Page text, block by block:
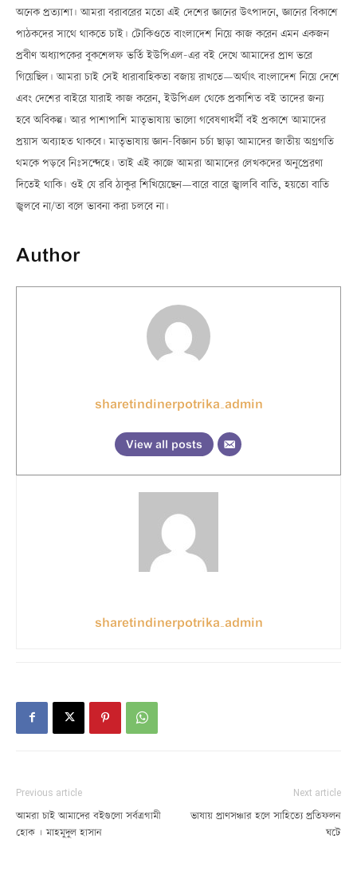
অনেক প্রত্যাশা। আমরা বরাবরের মতো এই দেশের জ্ঞানের উৎপাদনে, জ্ঞানের বিকাশে
পাঠকদের সাথে থাকতে চাই। টোকিওতে বাংলাদেশ নিয়ে কাজ করেন এমন একজন
প্রবীণ অধ্যাপকের বুকশেলফ ভর্তি ইউপিএল-এর বই দেখে আমাদের প্রাণ ভরে
গিয়েছিল। আমরা চাই সেই ধারাবাহিকতা বজায় রাখতেÑঅর্থাৎ বাংলাদেশ নিয়ে দেশে
এবং দেশের বাইরে যারাই কাজ করেন, ইউপিএল থেকে প্রকাশিত বই তাদের জন্য
হবে অবিকল্প। আর পাশাপাশি মাতৃভাষায় ভালো গবেষণাধর্মী বই প্রকাশে আমাদের
প্রয়াস অব্যাহত থাকবে। মাতৃভাষায় জ্ঞান-বিজ্ঞান চর্চা ছাড়া আমাদের জাতীয় অগ্রগতি
থমকে পড়বে নিঃসন্দেহে। তাই এই কাজে আমরা আমাদের লেখকদের অনুপ্রেরণা
দিতেই থাকি। ওই যে রবি ঠাকুর শিখিয়েছেনÑবারে বারে জ্বালবি বাতি, হয়তো বাতি
জ্বলবে না/তা বলে ভাবনা করা চলবে না।
Author
sharetindinerpotrika_admin
View all posts
sharetindinerpotrika_admin
Previous article
আমরা চাই আমাদের বইগুলো সর্বত্রগামী
হোক | মাহমুদুল হাসান
Next article
ভাষায় প্রাণসঞ্চার হলে সাহিত্যে প্রতিফলন
ঘটে